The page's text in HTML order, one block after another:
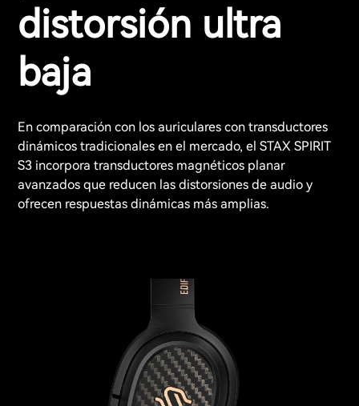
distorsión ultra
baja
En comparación con los auriculares con transductores
dinámicos tradicionales en el mercado, el STAX SPIRIT
S3 incorpora transductores magnéticos planar
avanzados que reducen las distorsiones de audio y
ofrecen respuestas dinámicas más amplias.